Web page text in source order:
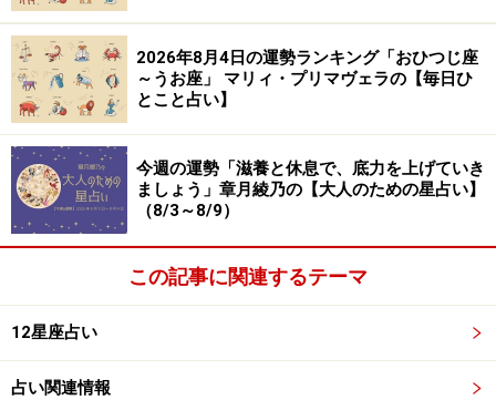
2026年8月4日の運勢ランキング「おひつじ座
～うお座」 マリィ・プリマヴェラの【毎日ひ
とこと占い】
今週の運勢「滋養と休息で、底力を上げていき
ましょう」章月綾乃の【大人のための星占い】
（8/3～8/9）
この記事に関連するテーマ
12星座占い
占い関連情報